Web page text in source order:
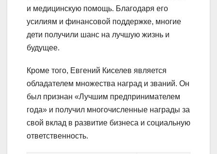
и медицинскую помощь. Благодаря его
усилиям и финансовой поддержке, многие
дети получили шанс на лучшую жизнь и
будущее.
Кроме того, Евгений Киселев является
обладателем множества наград и званий. Он
был признан «Лучшим предпринимателем
года» и получил многочисленные награды за
свой вклад в развитие бизнеса и социальную
ответственность.